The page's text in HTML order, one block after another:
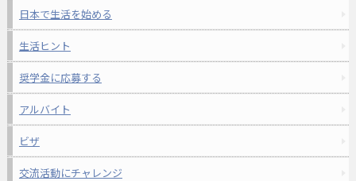
日本で生活を始める
生活ヒント
奨学金に応募する
アルバイト
ビザ
交流活動にチャレンジ